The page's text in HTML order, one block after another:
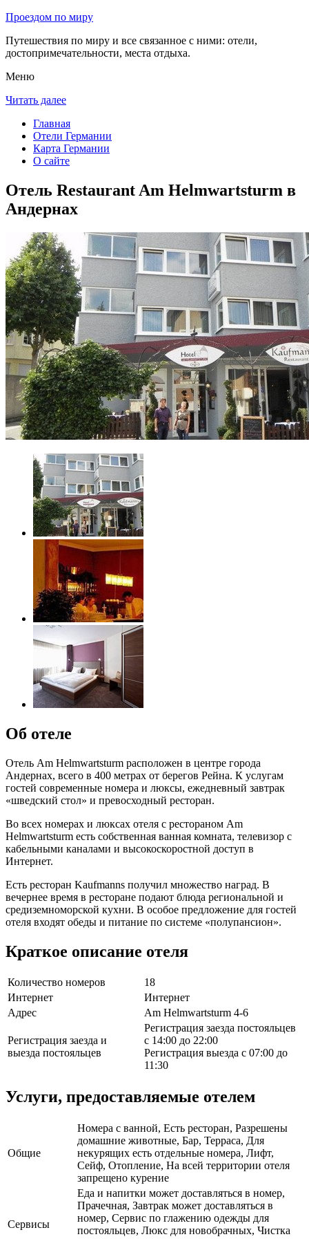
Проездом по миру
Путешествия по миру и все связанное с ними: отели,
достопримечательности, места отдыха.
Меню
Читать далее
Главная
Отели Германии
Карта Германии
О сайте
Отель Restaurant Am Helmwartsturm в
Андернах
Об отеле
Отель Am Helmwartsturm расположен в центре города
Андернах, всего в 400 метрах от берегов Рейна. К услугам
гостей современные номера и люксы, ежедневный завтрак
«шведский стол» и превосходный ресторан.
Во всех номерах и люксах отеля с рестораном Am
Helmwartsturm есть собственная ванная комната, телевизор с
кабельными каналами и высокоскоростной доступ в
Интернет.
Есть ресторан Kaufmanns получил множество наград. В
вечернее время в ресторане подают блюда региональной и
средиземноморской кухни. В особое предложение для гостей
отеля входят обеды и питание по системе «полупансион».
Краткое описание отеля
Количество номеров
18
Интернет
Интернет
Адрес
Am Helmwartsturm 4-6
Регистрация заезда и
выезда постояльцев
Регистрация заезда постояльцев
с 14:00 до 22:00
Регистрация выезда с 07:00 до
11:30
Услуги, предоставляемые отелем
Общие
Номера с ванной, Есть ресторан, Разрешены
домашние животные, Бар, Терраса, Для
некурящих есть отдельные номера, Лифт,
Сейф, Отопление, На всей территории отеля
запрещено курение
Сервисы
Еда и напитки может доставляться в номер,
Прачечная, Завтрак может доставляться в
номер, Сервис по глажению одежды для
постояльцев, Люкс для новобрачных, Чистка